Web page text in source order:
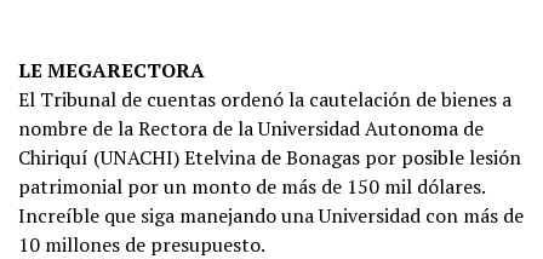
LE MEGARECTORA
El Tribunal de cuentas ordenó la cautelación de bienes a
nombre de la Rectora de la Universidad Autonoma de
Chiriquí (UNACHI) Etelvina de Bonagas por posible lesión
patrimonial por un monto de más de 150 mil dólares.
Increíble que siga manejando una Universidad con más de
10 millones de presupuesto.